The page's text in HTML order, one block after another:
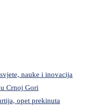
nauke i inovacija
Crnoj Gori
opet prekinuta